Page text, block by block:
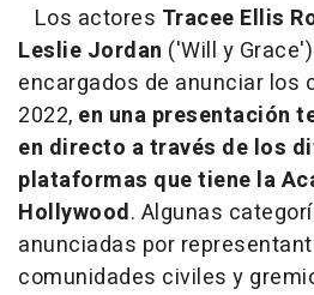
Los actores Tracee Ellis
Leslie Jordan ('Will y
encargados de anunciar los
2022, en una presentación
en directo a través de los
plataformas que tiene la
Hollywood. Algunas
anunciadas por
comunidades civiles y